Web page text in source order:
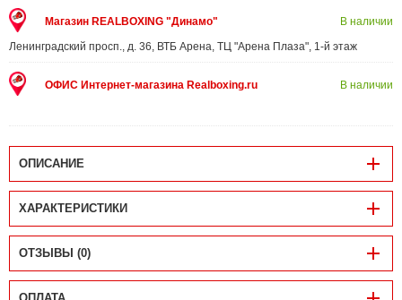
Магазин REALBOXING "Динамо"
Ленинградский просп., д. 36, ВТБ Арена, ТЦ "Арена Плаза", 1-й этаж
В наличии
ОФИС Интернет-магазина Realboxing.ru В наличии
ОПИСАНИЕ
ХАРАКТЕРИСТИКИ
ОТЗЫВЫ (0)